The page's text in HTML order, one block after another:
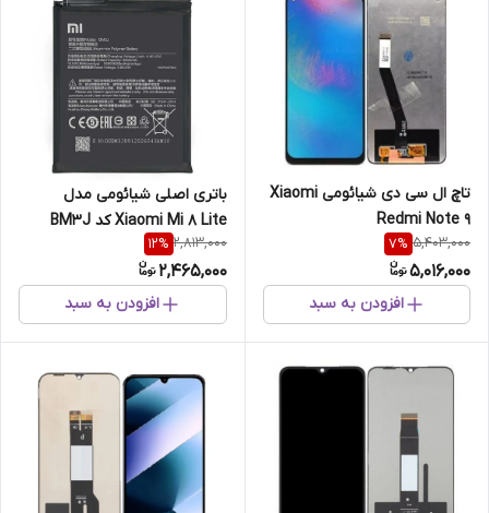
تاچ ال سی دی شیائومی Xiaomi
Redmi Note 9
5,403,000
7%
5,016,000
افزودن به سبد
باتری اصلی شیائومی مدل
Xiaomi Mi 8 Lite کد BM3J
2,813,000
12%
2,465,000
افزودن به سبد